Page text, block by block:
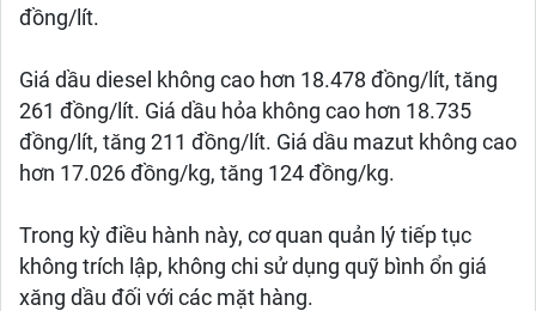
đồng/lít.
Giá dầu diesel không cao hơn 18.478 đồng/lít, tăng
261 đồng/lít. Giá dầu hỏa không cao hơn 18.735
đồng/lít, tăng 211 đồng/lít. Giá dầu mazut không cao
hơn 17.026 đồng/kg, tăng 124 đồng/kg.
Trong kỳ điều hành này, cơ quan quản lý tiếp tục
không trích lập, không chi sử dụng quỹ bình ổn giá
xăng dầu đối với các mặt hàng.